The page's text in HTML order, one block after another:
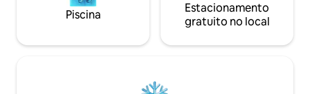
Piscina
Estacionamento
gratuito no local